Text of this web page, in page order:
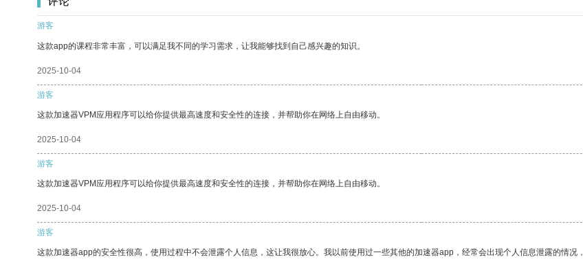
游客
这款app的课程非常丰富，可以满足我不同的学习需求，让我能够找到自己感兴趣的知识。
2025-10-04
游客
这款加速器VPM应用程序可以给你提供最高速度和安全性的连接，并帮助你在网络上自由移动。
2025-10-04
游客
这款加速器VPM应用程序可以给你提供最高速度和安全性的连接，并帮助你在网络上自由移动。
2025-10-04
游客
这款加速器app的安全性很高，使用过程中不会泄露个人信息，这让我很放心。我以前使用过一些其他的加速器app，经常会出现个人信息泄露的情况